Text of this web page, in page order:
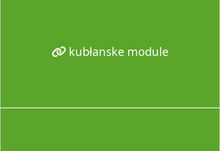
kubłanske module